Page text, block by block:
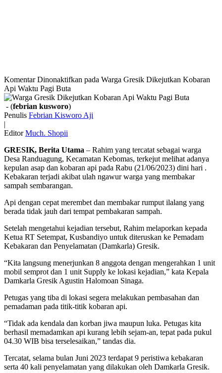
Komentar Dinonaktifkan pada Warga Gresik Dikejutkan Kobaran
Api Waktu Pagi Buta
- (febrian kusworo)
Penulis Febrian Kisworo Aji
|
Editor Much. Shopii
GRESIK, Berita Utama – Rahim yang tercatat sebagai warga
Desa Randuagung, Kecamatan Kebomas, terkejut melihat adanya
kepulan asap dan kobaran api pada Rabu (21/06/2023) dini hari .
Kebakaran terjadi akibat ulah ngawur warga yang membakar
sampah sembarangan.
Api dengan cepat merembet dan membakar rumput ilalang yang
berada tidak jauh dari tempat pembakaran sampah.
Setelah mengetahui kejadian tersebut, Rahim melaporkan kepada
Ketua RT Setempat, Kusbandiyo untuk diteruskan ke Pemadam
Kebakaran dan Penyelamatan (Damkarla) Gresik.
“Kita langsung menerjunkan 8 anggota dengan mengerahkan 1 unit
mobil semprot dan 1 unit Supply ke lokasi kejadian,” kata Kepala
Damkarla Gresik Agustin Halomoan Sinaga.
Petugas yang tiba di lokasi segera melakukan pembasahan dan
pemadaman pada titik-titik kobaran api.
“Tidak ada kendala dan korban jiwa maupun luka. Petugas kita
berhasil memadamkan api kurang lebih sejam-an, tepat pada pukul
04.30 WIB bisa terselesaikan,” tandas dia.
Tercatat, selama bulan Juni 2023 terdapat 9 peristiwa kebakaran
serta 40 kali penyelamatan yang dilakukan oleh Damkarla Gresik.